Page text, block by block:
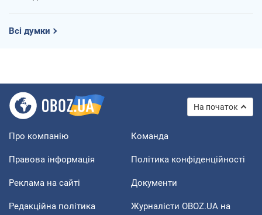
Всі думки
На початок
Про компанію Команда
Правова інформація Політика конфіденційності
Реклама на сайті Документи
Редакційна політика
Журналісти OBOZ.UA на